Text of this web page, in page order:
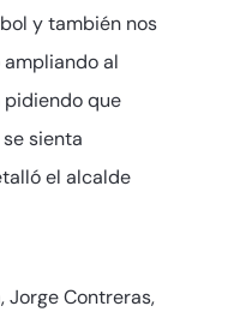
y también nos
al
que
sienta
el alcalde
Contreras,